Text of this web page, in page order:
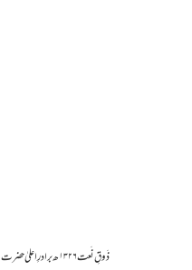
ذَوقِ نَعت ۱۳۲۶ھ برادرِ اعلیٰ حضرت شہنشاہِ سخن مولانا حسن رضا خان